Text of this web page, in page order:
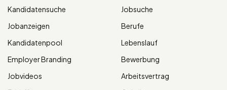
Kandidatensuche
Jobanzeigen
Kandidatenpool
Employer Branding
Jobvideos
Jobsuche
Berufe
Lebenslauf
Bewerbung
Arbeitsvertrag